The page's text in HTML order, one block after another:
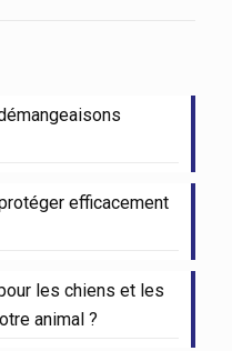
efficacement
les chiens et les
animal ?